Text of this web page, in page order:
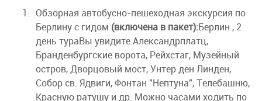
откажите себе в удовольствии угоститься
луковым супом и блюдом из лягушек.
3. Прогулка на кораблике по Сене (доп.плата
15 евро, мин. 15 чел).
4. Вечерний Париж (доп. плата 15 евро, мин.
15 чел).
Обзорная автобусно-пешеходная экскурсия по
Берлину с гидом (включена в пакет):Берлин , 2
день тураВы увидите Александрплатц,
Бранденбургские ворота, Рейхстаг, Музейный
остров, Дворцовый мост, Унтер ден Линден,
Собор св. Ядвиги, Фонтан "Нептуна", Телебашню,
Красную ратушу и др. Можно часами ходить по